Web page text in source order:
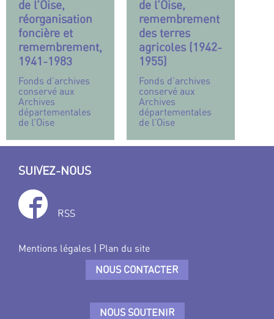
de l’Oise,
réorganisation
foncière et
remembrement,
1941-1983
Fonds d’archives
conservé aux
Archives
départementales
de l’Oise
de l’Oise,
remembrement
des terres
agricoles (1942-
1955)
Fonds d’archives
conservé aux
Archives
départementales
de l’Oise
SUIVEZ-NOUS
RSS
Mentions légales | Plan du site
NOUS CONTACTER
NOUS SOUTENIR